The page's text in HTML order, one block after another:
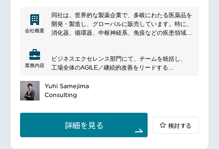
会社概要
同社は、世界的な製薬企業で、多岐にわたる医薬品を
開発・製造し、グローバルに販売しています。特に、
消化器、循環器、中枢神経系、免疫などの疾患領域に
向上を目指し、持続可能な医療イノベーションを推進
しています。地域社会への貢献や持続可能な企業活動
います。また、研究開発の積極的な投資と、グローバ
ルな視点での製品開発を通じて、世界中での医療の進
業務内容
ビジネスエクセレンス部門にて、チームを統括し、
工場全体のAGILE／継続的改善をリードする
■ポジションについて
（SLT）の一員として、
当該工場のAGILEロードマップを策定・推進し、製
造・品質・サプライチェーンなど全機能を巻き込んだ
変革を牽引いただきます。
Yuhi Samejima
Consulting
詳細を見る 検討する